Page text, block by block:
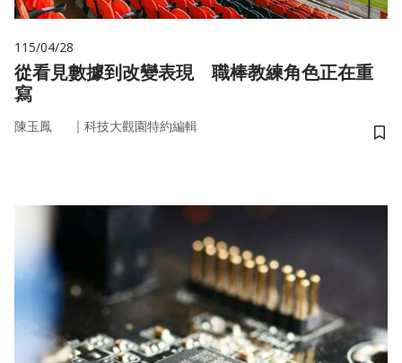
115/04/28
從看見數據到改變表現 職棒教練角色正在重
寫
陳玉鳳 ｜ 科技大觀園特約編輯
儲